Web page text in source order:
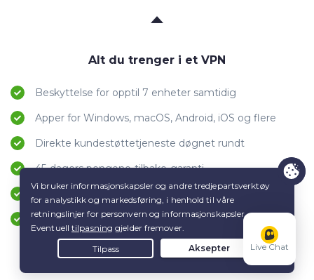
Alt du trenger i et VPN
Beskyttelse for opptil 7 enheter samtidig
Apper for Windows, macOS, Android, iOS og flere
Direkte kundestøttetjeneste døgnet rundt
45-dagers pengene-tilbake-garanti
VPN-servere i 100 land over hele verden
Sterk kryptering
Live Chat